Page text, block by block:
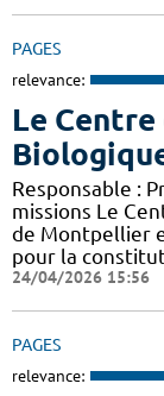
PAGES
relevance:
Le Centre
Responsable :
missions Le
de Montpellier
pour la
24/04/2026 15:56
PAGES
relevance: